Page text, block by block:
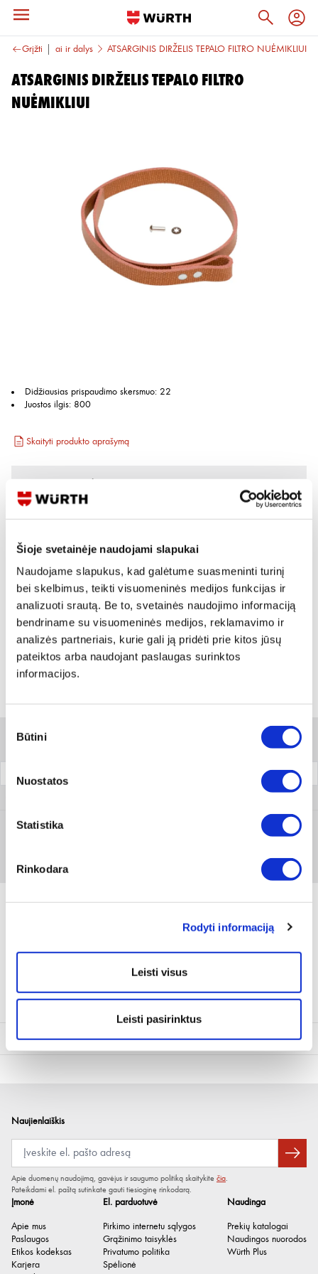
Šioje svetainėje naudojami slapukai
Naudojame slapukus, kad galėtume suasmeninti turinį
bei skelbimus, teikti visuomeninės medijos funkcijas ir
analizuoti srautą. Be to, svetainės naudojimo informaciją
bendriname su visuomeninės medijos, reklamavimo ir
analizės partneriais, kurie gali ją pridėti prie kitos jūsų
pateiktos arba naudojant paslaugas surinktos
informacijos.
pasirinkimas
Būtini
Nuostatos
Statistika
Rinkodara
Rodyti informaciją
Leisti visus
Leisti pasirinktus
Grįžtiįrankiai ir dalys ATSARGINIS DIRŽELIS TEPALO FILTRO NUĖMIKLIUI
ATSARGINIS DIRŽELIS TEPALO FILTRO
NUĖMIKLIUI
Didžiausias prispaudimo skersmuo: 22
Juostos ilgis: 800
Skaityti produkto aprašymą
Prisijungti / Registruotis
Reikia daugiau informacijos?
Rodyti artimiausią parduotuvę
Skambinti:+370 694 91387
Variantai
Filtrai
1 vnt
Produkto aprašymas
Techninė informacija
Juostos ilgis
Įmonė
Apie mus
Paslaugos
Etikos kodeksas
Karjera
El. parduotuvė
Pirkimo internetu sąlygos
Grąžinimo taisyklės
Privatumo politika
Spėlionė
Naudinga
Prekių katalogai
Naudingos nuorodos
Würth Plus
Naujienlaiškis
Apie duomenų naudojimą, gavėjus ir saugumo politiką skaitykite čia.
Pateikdami el. paštą sutinkate gauti tiesioginę rinkodarą.